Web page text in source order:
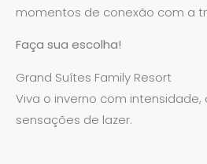
momentos de conexão com a
Faça sua escolha!
Grand Suítes Family Resort
Viva o inverno com
sensações de lazer.